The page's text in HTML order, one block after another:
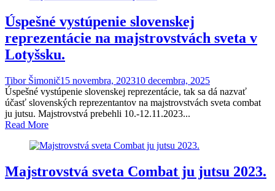
Úspešné vystúpenie slovenskej
reprezentácie na majstrovstvách sveta v
Lotyšsku.
Tibor Šimonič15 novembra, 202310 decembra, 2025
Úspešné vystúpenie slovenskej reprezentácie, tak sa dá nazvať
účasť slovenských reprezentantov na majstrovstvách sveta combat
ju jutsu. Majstrovstvá prebehli 10.-12.11.2023...
Read More
Majstrovstvá sveta Combat ju jutsu 2023.